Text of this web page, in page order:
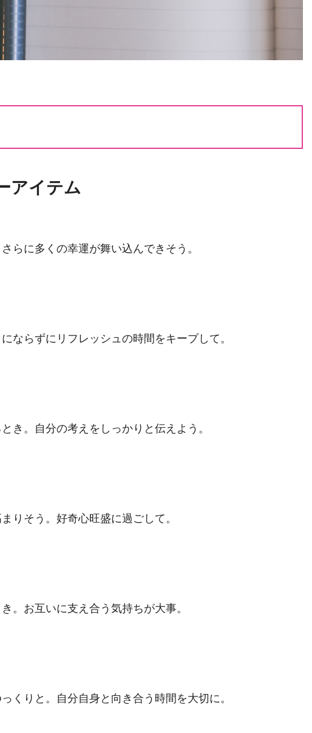
アイテム
らに多くの幸運が舞い込んできそう。
ならずにリフレッシュの時間をキープして。
き。自分の考えをしっかりと伝えよう。
りそう。好奇心旺盛に過ごして。
。お互いに支え合う気持ちが大事。
くりと。自分自身と向き合う時間を大切に。